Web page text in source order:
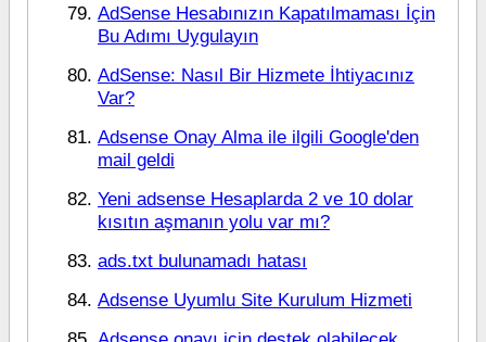
AdSense Hesabınızın Kapatılmaması İçin
Bu Adımı Uygulayın
AdSense: Nasıl Bir Hizmete İhtiyacınız
Var?
Adsense Onay Alma ile ilgili Google'den
mail geldi
Yeni adsense Hesaplarda 2 ve 10 dolar
kısıtın aşmanın yolu var mı?
ads.txt bulunamadı hatası
Adsense Uyumlu Site Kurulum Hizmeti